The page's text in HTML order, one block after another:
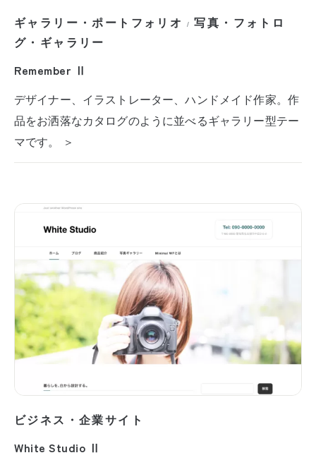
ギャラリー・ポートフォリオ /写真・フォトロ
グ・ギャラリー
Remember Ⅱ
デザイナー、イラストレーター、ハンドメイド作家。作
品をお洒落なカタログのように並べるギャラリー型テー
マです。 ＞
ビジネス・企業サイト
White Studio Ⅱ